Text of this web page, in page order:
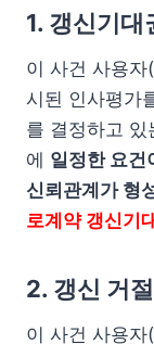
1. 갱신기대
이 사건 사용
시된 인사평가
를 결정하고 있
에 일정한 요건
신뢰관계가 형
로계약 갱신기
2. 갱신 거
이 사건 사용